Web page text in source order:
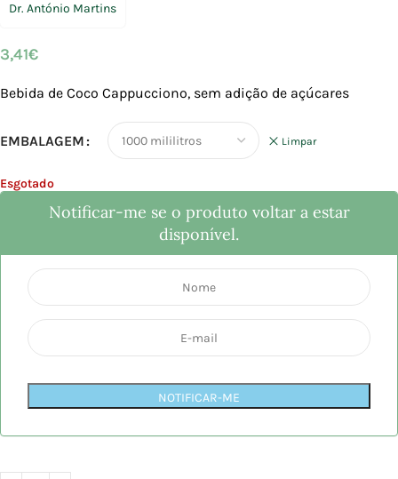
Dr. António Martins
3,41€
Bebida de Coco Cappucciono, sem adição de açúcares
EMBALAGEM Limpar
Esgotado
Notificar-me se o produto voltar a estar
disponível.
NOTIFICAR-ME